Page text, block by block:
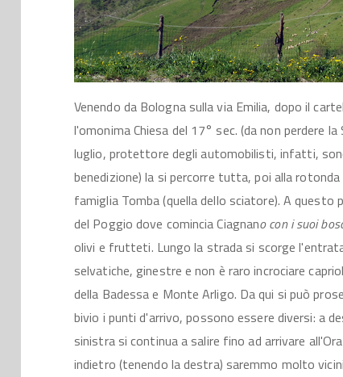
Venendo da Bologna sulla via Emilia, dopo il
l'omonima Chiesa del 17° sec. (da non perdere
luglio, protettore degli automobilisti, infatti,
benedizione) la si percorre tutta, poi alla
famiglia Tomba (quella dello sciatore). A questo
del Poggio dove comincia Ciagnano con i suoi
olivi e frutteti. Lungo la strada si scorge
selvatiche, ginestre e non è raro incrociare
della Badessa e Monte Arligo. Da qui si può
bivio i punti d'arrivo, possono essere diversi: a
sinistra si continua a salire fino ad arrivare
indietro (tenendo la destra) saremmo molto